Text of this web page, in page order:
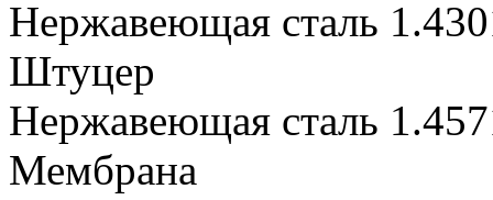
Нержавеющая сталь
Штуцер
Нержавеющая сталь
Мембрана